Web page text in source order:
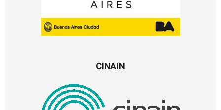
CINAIN